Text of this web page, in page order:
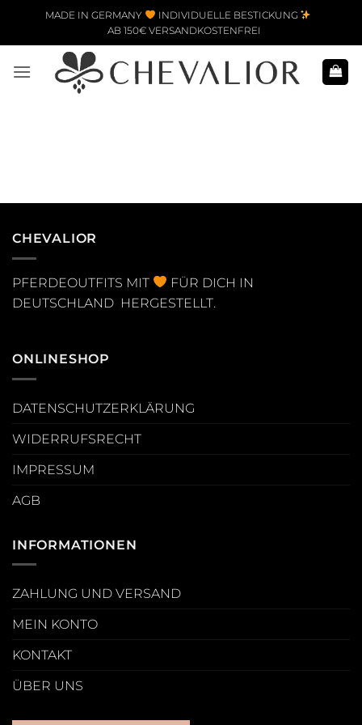
Zum Inhalt springen
MADE IN GERMANY
INDIVIDUELLE BESTICKUNG
AB 150€ VERSANDKOSTENFREI
CHEVALIOR
PFERDEOUTFITS MIT
FÜR DICH IN
DEUTSCHLAND HERGESTELLT.
ONLINESHOP
DATENSCHUTZERKLÄRUNG
WIDERRUFSRECHT
IMPRESSUM
AGB
INFORMATIONEN
ZAHLUNG UND VERSAND
MEIN KONTO
KONTAKT
ÜBER UNS